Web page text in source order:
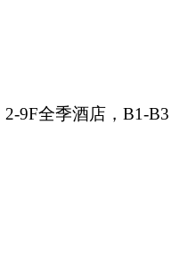
9F全季酒店，B1-B3